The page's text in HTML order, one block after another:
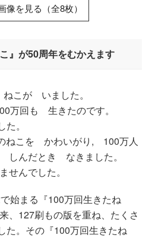
像を見る（全8枚）
』が50周年をむかえます
こが いました。
万回も 生きたのです。
。
こを かわいがり, 100万人
んだとき なきました。
んでした。
始まる『100万回生きたね
、127刷もの版を重ね、たくさ
た。その『100万回生きたね